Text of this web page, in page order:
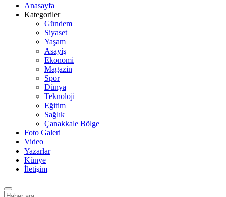
Anasayfa
Kategoriler
Gündem
Siyaset
Yaşam
Asayiş
Ekonomi
Magazin
Spor
Dünya
Teknoloji
Eğitim
Sağlık
Çanakkale Bölge
Foto Galeri
Video
Yazarlar
Künye
İletişim